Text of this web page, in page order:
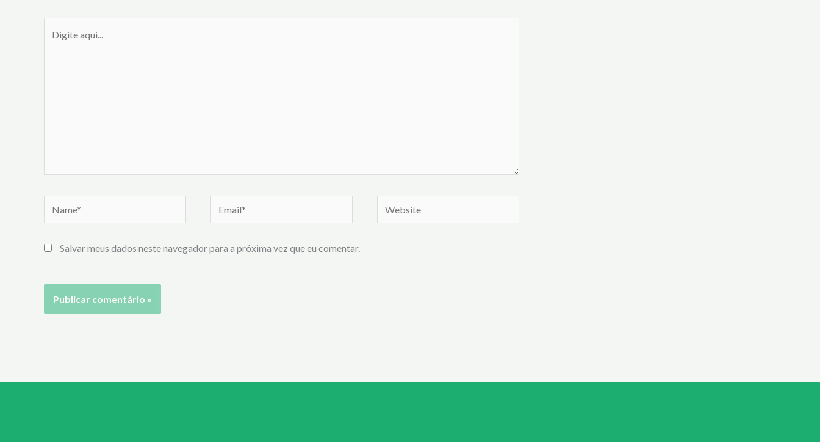
aqui...
Name* Email* Website
Salvar meus dados neste navegador para a próxima vez que eu comentar.